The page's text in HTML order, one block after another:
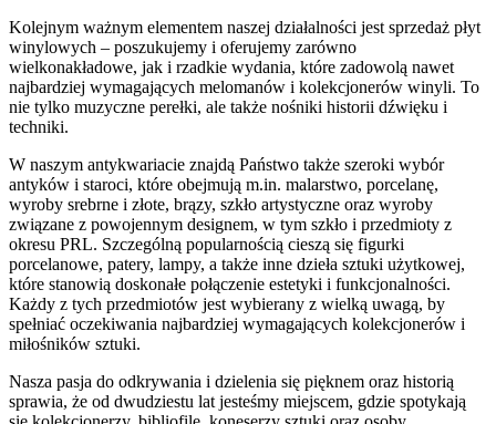
Kolejnym ważnym elementem naszej działalności jest sprzedaż płyt
winylowych – poszukujemy i oferujemy zarówno
wielkonakładowe, jak i rzadkie wydania, które zadowolą nawet
najbardziej wymagających melomanów i kolekcjonerów winyli. To
nie tylko muzyczne perełki, ale także nośniki historii dźwięku i
techniki.
W naszym antykwariacie znajdą Państwo także szeroki wybór
antyków i staroci, które obejmują m.in. malarstwo, porcelanę,
wyroby srebrne i złote, brązy, szkło artystyczne oraz wyroby
związane z powojennym designem, w tym szkło i przedmioty z
okresu PRL. Szczególną popularnością cieszą się figurki
porcelanowe, patery, lampy, a także inne dzieła sztuki użytkowej,
które stanowią doskonałe połączenie estetyki i funkcjonalności.
Każdy z tych przedmiotów jest wybierany z wielką uwagą, by
spełniać oczekiwania najbardziej wymagających kolekcjonerów i
miłośników sztuki.
Nasza pasja do odkrywania i dzielenia się pięknem oraz historią
sprawia, że od dwudziestu lat jesteśmy miejscem, gdzie spotykają